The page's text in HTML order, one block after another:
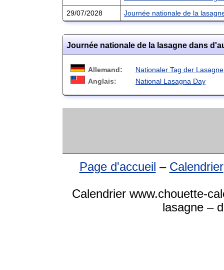
29/07/2028
Journée nationale de la
Journée nationale de la lasagne dans
Allemand:
Nationaler Tag der Lasagne
Anglais:
National Lasagna Day
Page d'accueil – Calendrier
Calendrier www.chouette-
lasagne –